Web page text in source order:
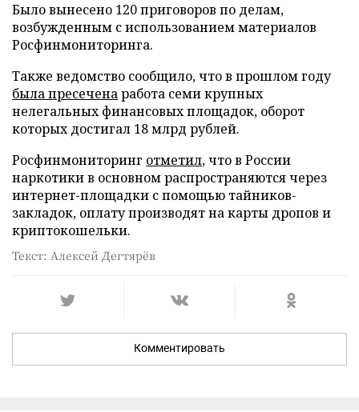
Было вынесено 120 приговоров по делам,
возбужденным с использованием материалов
Росфинмониторинга.
Также ведомство сообщило, что в прошлом году
была пресеченаработа семи крупных
нелегальных финансовых площадок, оборот
которых достигал 18 млрд рублей.
Росфинмониторинг отметил, что в России
наркотики в основном распространяются через
интернет-площадки с помощью тайников-
закладок, оплату производят на карты дропов и
криптокошельки.
Текст: Алексей Дегтярёв
Комментировать